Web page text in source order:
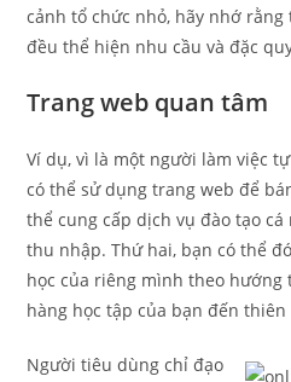
cảnh tổ chức nhỏ, hãy nhớ rằng
đều thể hiện nhu cầu và đặc
Trang web quan tâm
Ví dụ, vì là một người làm việc
có thể sử dụng trang web để
thể cung cấp dịch vụ đào tạo
thu nhập. Thứ hai, bạn có thể
học của riêng mình theo hướng
hàng học tập của bạn đến
Người tiêu dùng chỉ đạo